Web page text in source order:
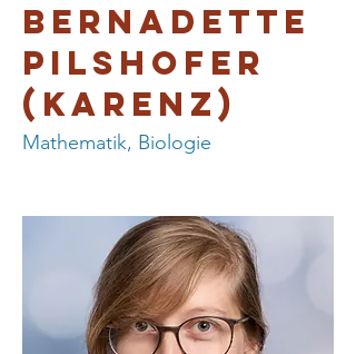
Bernadette
Pilshofer
(Karenz)
Mathematik, Biologie